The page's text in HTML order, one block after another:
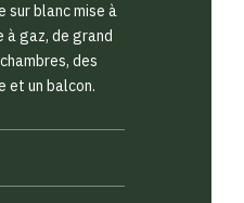
sur blanc mise à
à gaz, de grand
des
et un balcon.